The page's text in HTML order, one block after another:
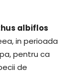
albiflos
in perioada
pentru ca
de